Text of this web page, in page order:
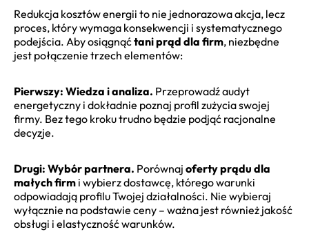
Redukcja kosztów energii to nie jednorazowa akcja, lecz
proces, który wymaga konsekwencji i systematycznego
podejścia. Aby osiągnąćtani prąd dla firm, niezbędne
jest połączenie trzech elementów:
Pierwszy: Wiedza i analiza. Przeprowadź audyt
energetyczny i dokładnie poznaj profil zużycia swojej
firmy. Bez tego kroku trudno będzie podjąć racjonalne
decyzje.
Drugi: Wybór partnera. Porównaj oferty prądu dla
małych firm i wybierz dostawcę, którego warunki
odpowiadają profilu Twojej działalności. Nie wybieraj
wyłącznie na podstawie ceny – ważna jest również jakość
obsługi i elastyczność warunków.